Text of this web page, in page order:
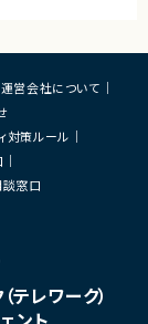
運営会社について
対策ルール
窓口
レワーク）